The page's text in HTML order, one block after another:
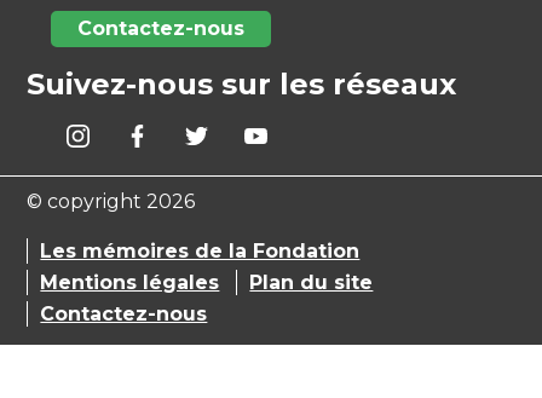
Contactez-nous
Suivez-nous sur les réseaux
© copyright 2026
Les mémoires de la Fondation
Mentions légales
Plan du site
Contactez-nous